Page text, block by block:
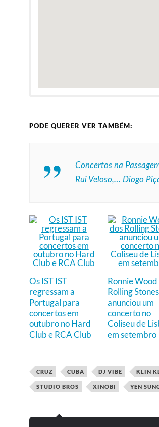
PODE QUERER VER TAMBÉM:
Concertos na
Rui Veloso,… Diogo
Os IST IST
regressam a
Portugal para
concertos em
outubro no Hard
Club e RCA Club
Ronnie Wood
Rolling Stones
anunciou um
concerto no
Coliseu de
em setembro
CRUZ CUBA DJ VIBE KLIN
STUDIO BROS XINOBI YEN